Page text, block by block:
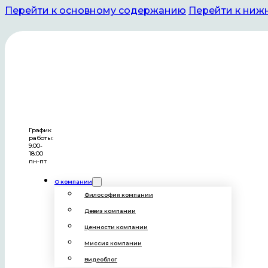
Перейти к основному содержанию Перейти к
График
работы:
9:00-
18:00
пн-пт
О компании
Философия компании
Девиз компании
Ценности компании
Миссия компании
Видеоблог
Отзывы
20.01.2025
Волгоград